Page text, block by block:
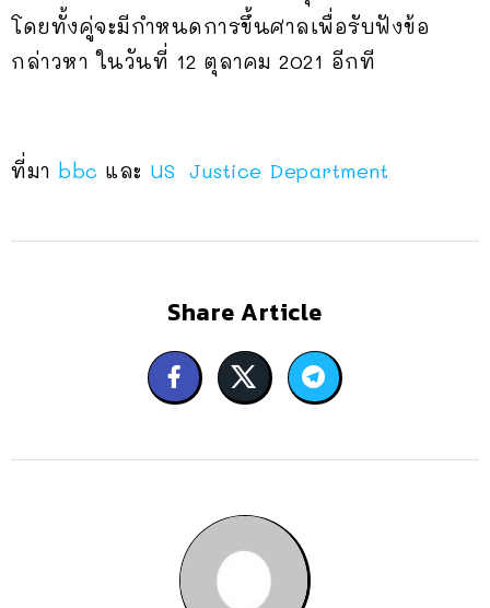
โดยทั้งคู่จะมีกำหนดการขึ้นศาลเพื่อรับฟังข้อ
กล่าวหา ในวันที่ 12 ตุลาคม 2021 อีกที
ที่มา bbc และ US Justice Department
Share Article